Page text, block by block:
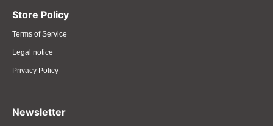
Store Policy
Terms of Service
Legal notice
Privacy Policy
Newsletter